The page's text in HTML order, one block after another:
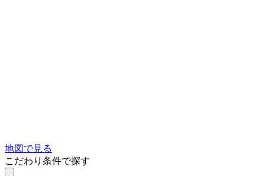
地図で見る
こだわり条件で探す